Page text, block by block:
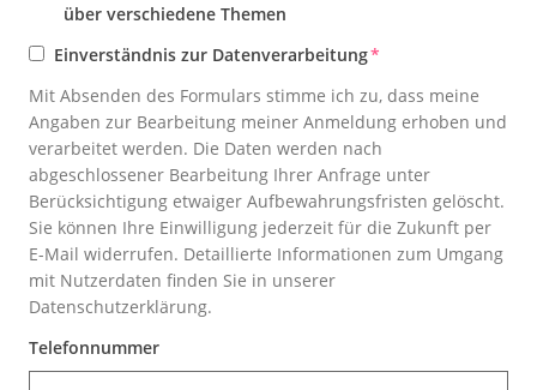
über verschiedene Themen
Einverständnis zur Datenverarbeitung*
Mit Absenden des Formulars stimme ich zu, dass meine
Angaben zur Bearbeitung meiner Anmeldung erhoben und
verarbeitet werden. Die Daten werden nach
abgeschlossener Bearbeitung Ihrer Anfrage unter
Berücksichtigung etwaiger Aufbewahrungsfristen gelöscht.
Sie können Ihre Einwilligung jederzeit für die Zukunft per
E-Mail widerrufen. Detaillierte Informationen zum Umgang
mit Nutzerdaten finden Sie in unserer
Datenschutzerklärung.
Telefonnummer